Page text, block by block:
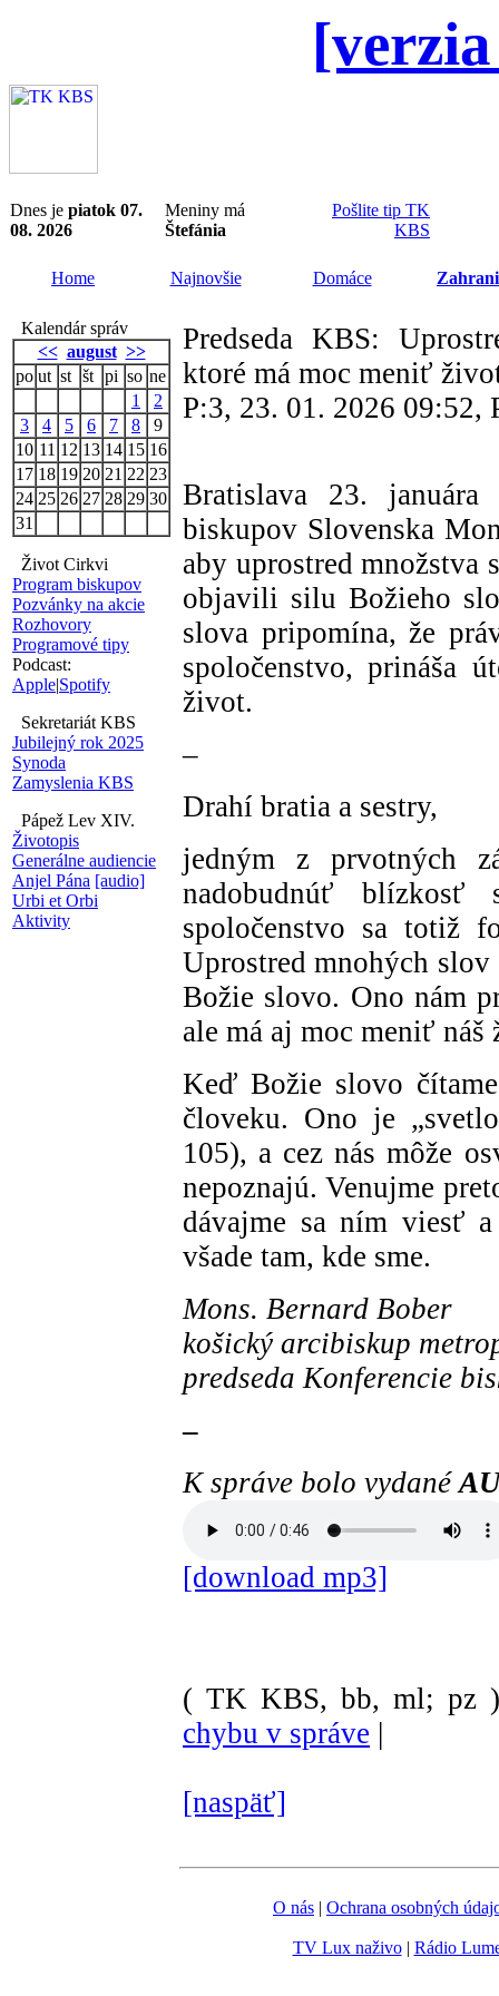
Dnes je piatok 07.
08. 2026
Meniny má
Štefánia
Pošlite tip TK
KBS
Home Najnovšie Domáce
Kalendár správ
<< august >>
po ut st št pi so ne
1
2
3
4 5 6 7 8
9
10 11 12 13 14 15 16
17 18 19 20 21 22 23
24 25 26 27 28 29 30
31
Život Cirkvi
Program biskupov
Pozvánky na akcie
Rozhovory
Programové tipy
Podcast:
Apple|Spotify
Sekretariát KBS
Jubilejný rok 2025
Synoda
Zamyslenia KBS
Pápež Lev XIV.
Životopis
Generálne audiencie
Anjel Pána [audio]
Urbi et Orbi
Aktivity
Predseda KBS:
ktoré má moc meniť
P:3, 23. 01. 2026 09:52,
Bratislava 23. januára
biskupov Slovenska
aby uprostred množstva
objavili silu Božieho
slova pripomína, že
spoločenstvo, prináša
život.
–
Drahí bratia a sestry,
jedným z prvotných
nadobudnúť blízkosť
spoločenstvo sa totiž
Uprostred mnohých
Božie slovo. Ono nám
ale má aj moc meniť náš
Keď Božie slovo
človeku. Ono je
105), a cez nás môže
nepoznajú. Venujme
dávajme sa ním viesť
všade tam, kde sme.
Mons. Bernard Bober
košický arcibiskup
predseda Konferencie
–
K správe bolo vydané
[download mp3]
( TK KBS, bb, ml; pz
chybu v správe |
[naspäť]
O nás | Ochrana osobných
TV Lux naživo| Rádio